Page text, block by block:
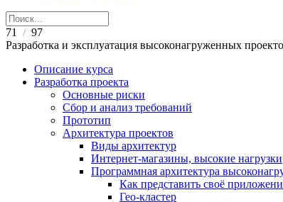
71 / 97
Разработка и эксплуатация высоконагруженных
Описание курса
Разработка проекта
Основные риски
Сбор и анализ требований
Прототип
Архитектура проектов
Виды архитектур
Интернет-магазины, высокие нагрузки
Программная архитектура
Как представить своё
Гео-кластер